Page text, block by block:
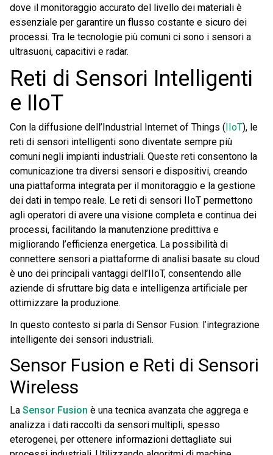
dove il monitoraggio accurato del livello dei materiali è
essenziale per garantire un flusso costante e sicuro dei
processi. Tra le tecnologie più comuni ci sono i sensori a
ultrasuoni, capacitivi e radar.
Reti di Sensori Intelligenti
e IIoT
Con la diffusione dell’Industrial Internet of Things ( IIoT), le
reti di sensori intelligenti sono diventate sempre più
comuni negli impianti industriali. Queste reti consentono la
comunicazione tra diversi sensori e dispositivi, creando
una piattaforma integrata per il monitoraggio e la gestione
dei dati in tempo reale. Le reti di sensori IIoT permettono
agli operatori di avere una visione completa e continua dei
processi, facilitando la manutenzione predittiva e
migliorando l’efficienza energetica. La possibilità di
connettere sensori a piattaforme di analisi basate su cloud
è uno dei principali vantaggi dell’IIoT, consentendo alle
aziende di sfruttare big data e intelligenza artificiale per
ottimizzare la produzione.
In questo contesto si parla di Sensor Fusion: l’integrazione
intelligente dei sensori industriali.
Sensor Fusion e Reti di Sensori
Wireless
La Sensor Fusion è una tecnica avanzata che aggrega e
analizza i dati raccolti da sensori multipli, spesso
eterogenei, per ottenere informazioni dettagliate sui